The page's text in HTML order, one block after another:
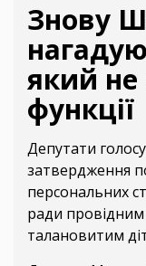
Знову
який не
функції
Депутати
затвердження
персональних
ради провідним
талановитим